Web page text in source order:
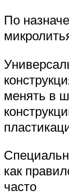
По
менять в
как
часто